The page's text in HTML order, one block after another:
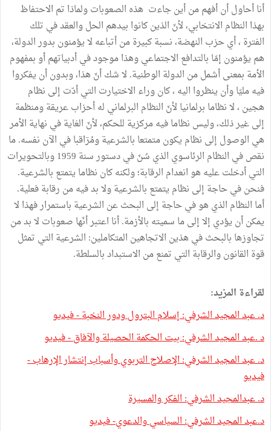
أنا أحاول أن أفهم من أين جاءت هذه الصعوبات ولماذا تم الاحتفاظ
بهذا النظام الانتخابي، لأنّ الذين كانوا بيدهم الحل والعقد في تلك
الفترة ، أي حزب النهضة، نسبة كبيرة من أتباعه لا يؤمنون بدور الدولة،
هم يؤمنون إمّا بالتدافع الاجتماعي وهذا موجود في أدبياتهم أو بمفهوم
الأمة بمعنى أشمل من الدولة الوطنية. لا شك أنّ هذا، وبدون أن يفكروا
فيه مليّا وأن ينظروا اليه ، كان وراء الاختيارت التي أدّت إلى نظام
هجين ، لا نظاما برلمانيا لأنّ النظام البرلماني له أحزاب عريقة ومنظمة
إلى غير ذلك، وليس نظاما فيه مركزية للحكم، لأنّ الغاية في نهاية الأمر
هي الوصول إلى نظام يكون متمتعا بالشرعية ومُرٓاقبا في الآن نفسه. ما
نقص في النظام الرئاسوي الذي سُنّ في دستور سنة 1959 وبالتحويرات
التي أدخلت عليه هو انعدام الرقابة؛ ولكنه كان نظاما يتمتع بالشرعية.
فنحن في حاجة إلى نظام يتمتع بالشرعية ولا بد فيه من رقابة فعلية.
أما النظام الذي هو في حاجة إلى البحث عن الشرعية باستمرار فهذا لا
يمكن أن يؤدي إلا إلى ما سميته بالأزمة. أنا اعتبر أنّها صعوبات لا بد من
تجاوزها بالبحث في هذين الاتجاهين المتكاملين: الشرعية التي تمثل
قوة القانون والرقابة التي تمنع من الاستبداد بالسلطة.
لقراءة المزيد:
د. عبد المجيد الشرفي: إسلام البترول ودور النخبة - فيديو
د‭. ‬عبد‭ ‬المجيد‭ ‬الشرفي: بيت الحكمة الحصيلة والآفاق - فيديو
د. عبد المجيد الشرفي: الإصلاح التربوي وأسباب إنتشار الإرهاب -
فيديو
د. عبدالمجيد الشرفي: الفكر والمسيرة
د.عبد المجيد الشرفي: السياسي والدعوي- فيديو